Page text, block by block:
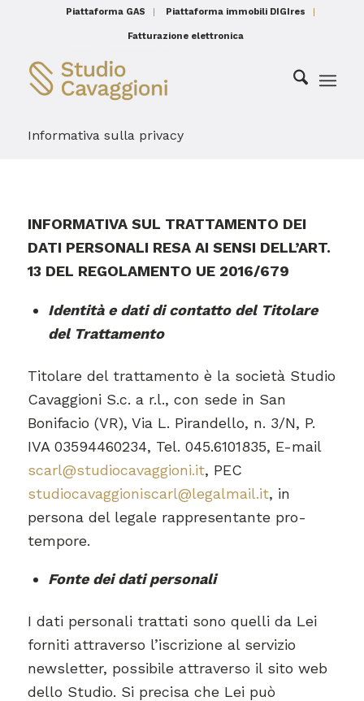
Piattaforma GAS Piattaforma immobili DIGIres
Fatturazione elettronica
Informativa sulla privacy
INFORMATIVASUL TRATTAMENTO DEI
DATI PERSONALI RESA AI SENSI DELL’ART.
13 DEL REGOLAMENTO UE 2016/679
Identità e dati di contatto del Titolare
del Trattamento
Titolare del trattamento è la società Studio
Cavaggioni S.c. a r.l., con sede in San
Bonifacio (VR), Via L. Pirandello, n. 3/N, P.
IVA 03594460234, Tel. 045.6101835, E-mail
scarl@studiocavaggioni.it, PEC
studiocavaggioniscarl@legalmail.it, in
persona del legale rappresentante pro-
tempore.
Fonte dei dati personali
I dati personali trattati sono quelli da Lei
forniti attraverso l’iscrizione al servizio
newsletter, possibile attraverso il sito web
dello Studio. Si precisa che Lei può